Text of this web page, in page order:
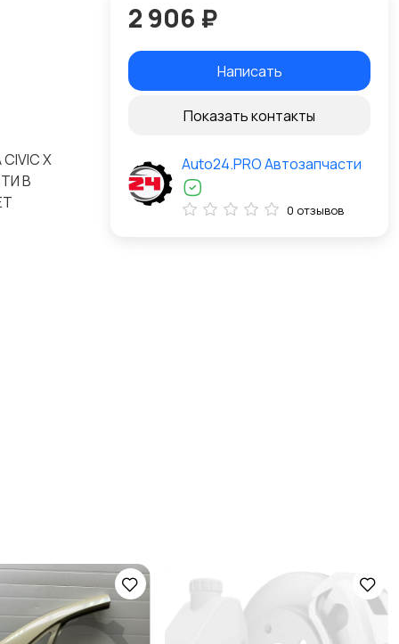
X
В
2 906 ₽
Написать
Показать контакты
Auto24.PRO Автозапчасти
0 отзывов